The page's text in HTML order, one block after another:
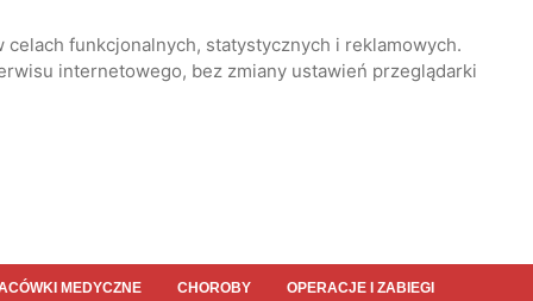
funkcjonalnych, statystycznych i reklamowych.
internetowego, bez zmiany ustawień przeglądarki
MEDYCZNE CHOROBY OPERACJE I ZABIEGI